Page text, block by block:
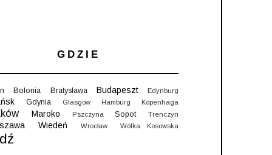
GDZIE
Bolonia Bratysława Budapeszt Edynburg
Gdynia Glasgow Hamburg Kopenhaga
Maroko Pszczyna Sopot Trenczyn
Wiedeń Wrocław Wólka Kosowska